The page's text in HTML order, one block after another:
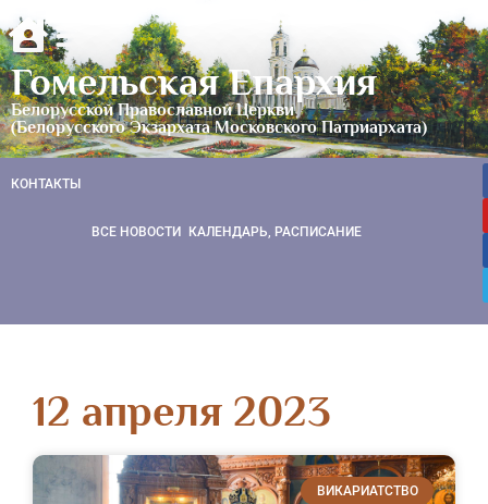
Гомельская Епархия
Белорусской Православной Церкви
(Белорусского Экзархата Московского Патриархата)
КОНТАКТЫ
ВСЕ НОВОСТИ КАЛЕНДАРЬ, РАСПИСАНИЕ
12 апреля 2023
ВИКАРИАТСТВО